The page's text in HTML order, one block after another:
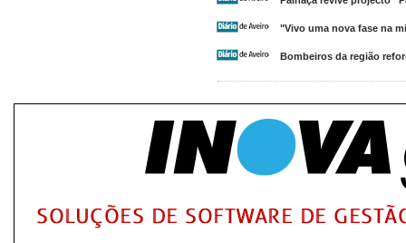
"Vivo uma nova fase na
Bombeiros da região